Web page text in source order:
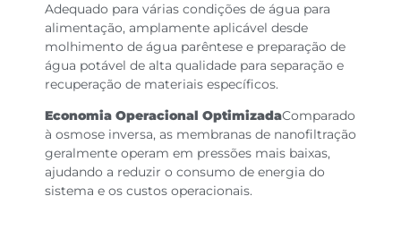
Adequado para várias condições de água para
alimentação, amplamente aplicável desde
molhimento de água parêntese e preparação de
água potável de alta qualidade para separação e
recuperação de materiais específicos.
Economia Operacional OptimizadaComparado
à osmose inversa, as membranas de nanofiltração
geralmente operam em pressões mais baixas,
ajudando a reduzir o consumo de energia do
sistema e os custos operacionais.